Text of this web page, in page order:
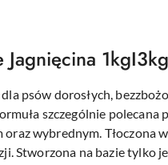
Jagnięcina
psów dorosłych,
szczególnie
oraz wybrednym. Tłoczona
Stworzona na bazie tylko